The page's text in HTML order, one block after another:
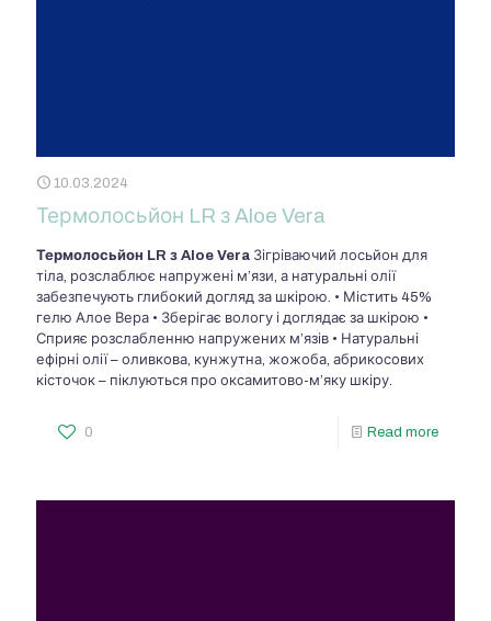
10.03.2024
Термолосьйон LR з Aloe Vera
Термолосьйон LR з Aloe Vera Зігріваючий лосьйон для
тіла, розслаблює напружені м’язи, а натуральні олії
забезпечують глибокий догляд за шкірою. • Містить 45%
гелю Алое Вера • Зберігає вологу і доглядає за шкірою •
Сприяє розслабленню напружених м’язів • Натуральні
ефірні олії – оливкова, кунжутна, жожоба, абрикосових
кісточок – піклуються про оксамитово-м’яку шкіру.
0 Read more